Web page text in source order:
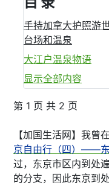
手持加拿大护照游
台场和温泉
大江户温泉物语
显示全部内容
第 1 页 共 2 页
【加国生活网】我曾在
京自由行（四）——东
过，东京市区内到处
的分支，因此东京到